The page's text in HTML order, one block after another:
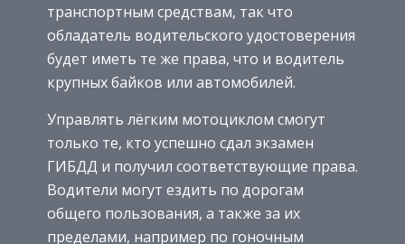
транспортным средствам, так что
обладатель водительского удостоверения
будет иметь те же права, что и водитель
крупных байков или автомобилей.
Управлять лёгким мотоциклом смогут
только те, кто успешно сдал экзамен
ГИБДД и получил соответствующие права.
Водители могут ездить по дорогам
общего пользования, а также за их
пределами, например по гоночным